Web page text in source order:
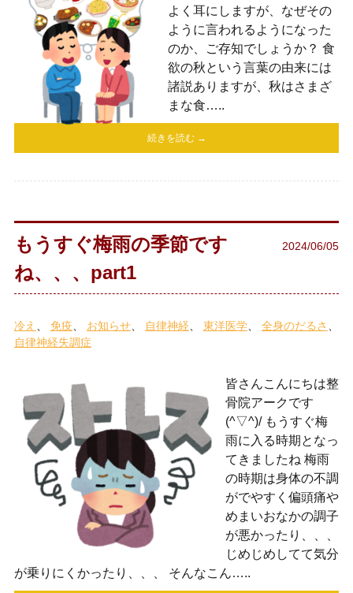
よく耳にしますが、なぜその
ように言われるようになった
のか、ご存知でしょうか？ 食
欲の秋という言葉の由来には
諸説ありますが、秋はさまざ
まな食…..
続きを読む →
もうすぐ梅雨の季節です
ね、、、part1
2024/06/05
冷え 免疫 お知らせ 自律神経 東洋医学
全身のだるさ
自律神経失調症
皆さんこんにちは整
骨院アークです
(^▽^)/ もうすぐ梅
雨に入る時期となっ
てきましたね 梅雨
の時期は身体の不調
がでやすく偏頭痛や
めまいおなかの調子
が悪かったり、、、
じめじめしてて気分
が乗りにくかったり、、、 そんなこん…..